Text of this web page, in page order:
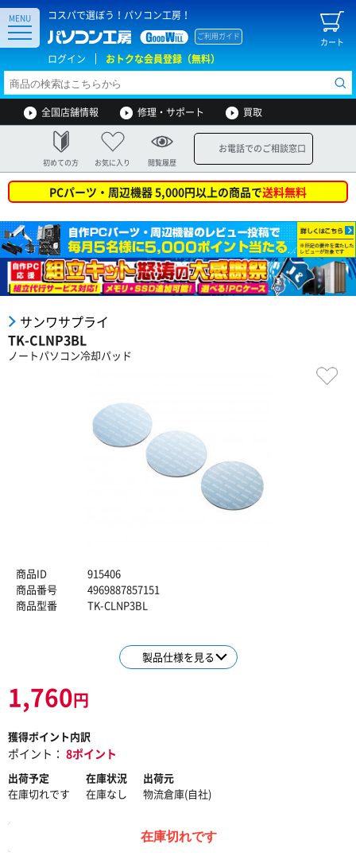
コスパで選ぼう！パソコン工房！
カート
ご利用ガイド
ログイン おトクな会員登録（無料）
MENU
全国店舗情報 修理・サポート 買取
初めての方 お気に入り 閲覧履歴
お電話でのご相談窓口
PCパーツ・周辺機器 5,000円以上の商品で送料無料
サンワサプライ
TK-CLNP3BL
ノートパソコン冷却パッド
商品ID
915406
商品番号
4969887857151
商品型番
TK-CLNP3BL
製品仕様を見る
1,760円
獲得ポイント内訳
ポイント： 8ポイント
出荷予定
在庫切れです
在庫状況
在庫なし
出荷元
物流倉庫(自社)
在庫切れです